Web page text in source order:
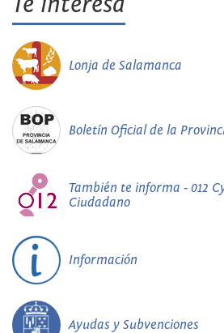
Lonja de Salamanca
Boletín Oficial de la
También te informa - 012
Ciudadano
Información
Ayudas y Subvenciones